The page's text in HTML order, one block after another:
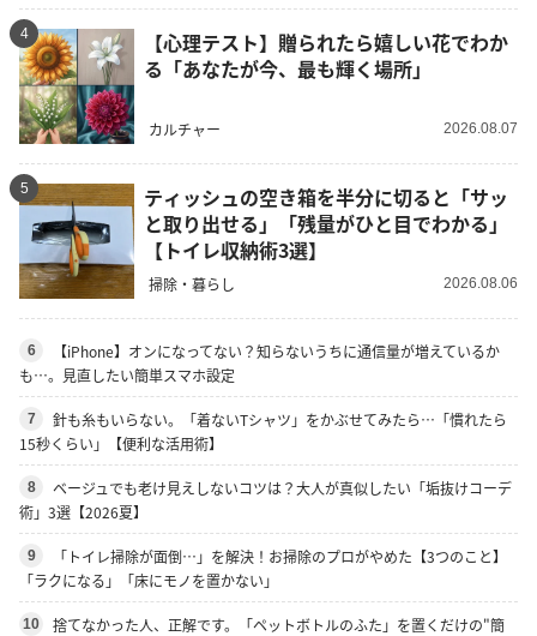
4
【心理テスト】贈られたら嬉しい花でわか
る「あなたが今、最も輝く場所」
カルチャー 2026.08.07
5
ティッシュの空き箱を半分に切ると「サッ
と取り出せる」「残量がひと目でわかる」
【トイレ収納術3選】
掃除・暮らし 2026.08.06
6
【iPhone】オンになってない？知らないうちに通信量が増えているか
も…。見直したい簡単スマホ設定
7
針も糸もいらない。「着ないTシャツ」をかぶせてみたら…「慣れたら
15秒くらい」【便利な活用術】
8
ベージュでも老け見えしないコツは？大人が真似したい「垢抜けコーデ
術」3選【2026夏】
9
「トイレ掃除が面倒…」を解決！お掃除のプロがやめた【3つのこと】
「ラクになる」「床にモノを置かない」
10
捨てなかった人、正解です。「ペットボトルのふた」を置くだけの"簡